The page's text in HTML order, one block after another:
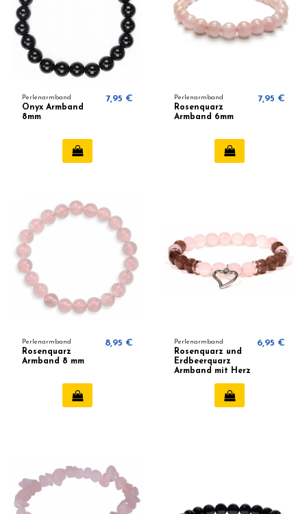
Perlenarmband
Onyx Armband
8mm
7,95 € Perlenarmband
Rosenquarz
Armband 6mm
7,95 €
Perlenarmband
Rosenquarz
Armband 8 mm
8,95 € Perlenarmband
Rosenquarz und
Erdbeerquarz
Armband mit Herz
6,95 €